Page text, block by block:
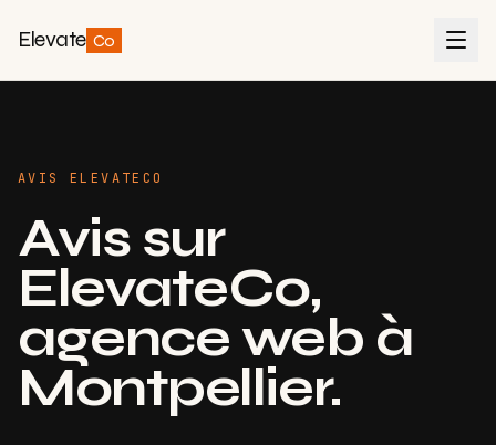
Elevate Co
AVIS ELEVATECO
Avis sur
ElevateCo,
agence web à
Montpellier.